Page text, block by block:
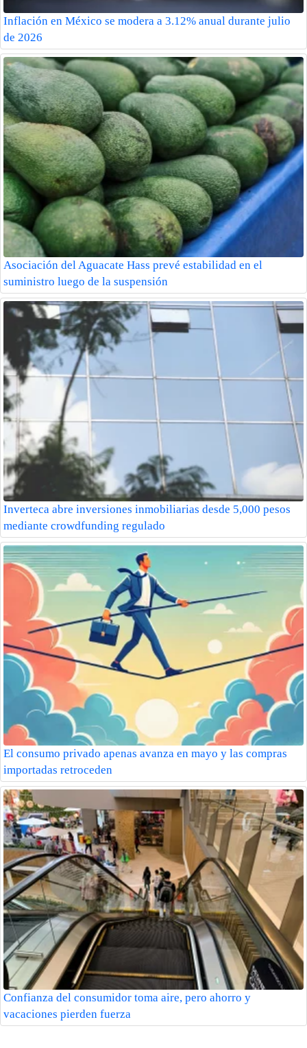
Inflación en México se modera a 3.12% anual durante julio
de 2026
Asociación del Aguacate Hass prevé estabilidad en el
suministro luego de la suspensión
Inverteca abre inversiones inmobiliarias desde 5,000 pesos
mediante crowdfunding regulado
El consumo privado apenas avanza en mayo y las compras
importadas retroceden
Confianza del consumidor toma aire, pero ahorro y
vacaciones pierden fuerza